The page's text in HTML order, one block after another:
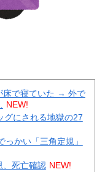
床で寝ていた → 外で
NEW!
グにされる地獄の27
っかい「三角定規」
、死亡確認 NEW!